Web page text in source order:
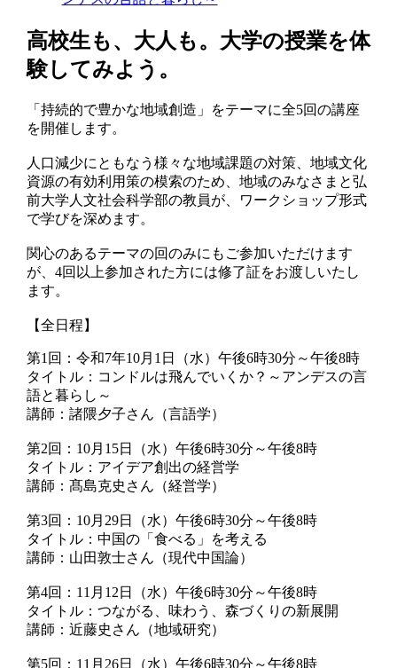
高校生も、大人も。大学の授業を体
験してみよう。
「持続的で豊かな地域創造」をテーマに全5回の講座
を開催します。
人口減少にともなう様々な地域課題の対策、地域文化
資源の有効利用策の模索のため、地域のみなさまと弘
前大学人文社会科学部の教員が、ワークショップ形式
で学びを深めます。
関心のあるテーマの回のみにもご参加いただけます
が、4回以上参加された方には修了証をお渡しいたし
ます。
【全日程】
第1回：令和7年10月1日（水）午後6時30分～午後8時
タイトル：コンドルは飛んでいくか？～アンデスの言
語と暮らし～
講師：諸隈夕子さん（言語学）
第2回：10月15日（水）午後6時30分～午後8時
タイトル：アイデア創出の経営学
講師：髙島克史さん（経営学）
第3回：10月29日（水）午後6時30分～午後8時
タイトル：中国の「食べる」を考える
講師：山田敦士さん（現代中国論）
第4回：11月12日（水）午後6時30分～午後8時
タイトル：つながる、味わう、森づくりの新展開
講師：近藤史さん（地域研究）
第5回：11月26日（水）午後6時30分～午後8時